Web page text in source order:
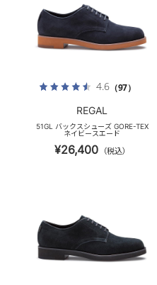
4.6（97）
REGAL
51GL バックスシューズ GORE-TEX
ネイビースエード
¥26,400 （税込）